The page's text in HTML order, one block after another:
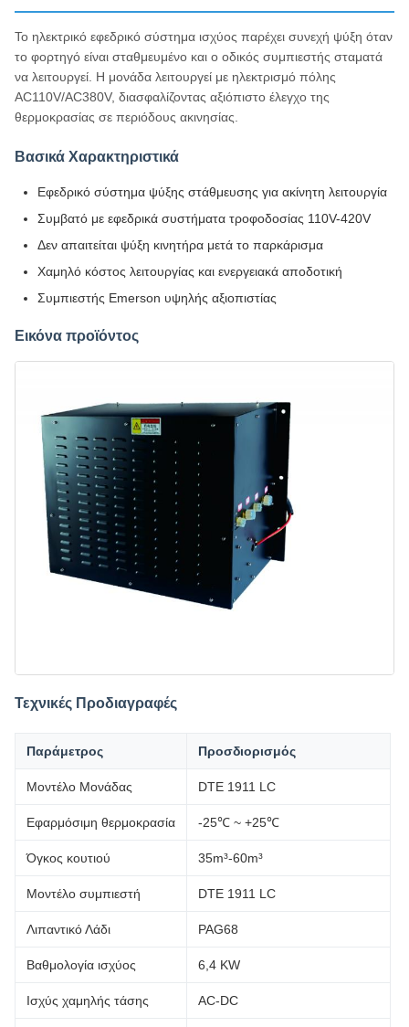
Το ηλεκτρικό εφεδρικό σύστημα ισχύος παρέχει συνεχή ψύξη όταν
το φορτηγό είναι σταθμευμένο και ο οδικός συμπιεστής σταματά
να λειτουργεί. Η μονάδα λειτουργεί με ηλεκτρισμό πόλης
AC110V/AC380V, διασφαλίζοντας αξιόπιστο έλεγχο της
θερμοκρασίας σε περιόδους ακινησίας.
Βασικά Χαρακτηριστικά
Εφεδρικό σύστημα ψύξης στάθμευσης για ακίνητη λειτουργία
Συμβατό με εφεδρικά συστήματα τροφοδοσίας 110V-420V
Δεν απαιτείται ψύξη κινητήρα μετά το παρκάρισμα
Χαμηλό κόστος λειτουργίας και ενεργειακά αποδοτική
Συμπιεστής Emerson υψηλής αξιοπιστίας
Εικόνα προϊόντος
Τεχνικές Προδιαγραφές
Παράμετρος Προσδιορισμός
Μοντέλο Μονάδας DTE 1911 LC
Εφαρμόσιμη θερμοκρασία -25℃ ~ +25℃
Όγκος κουτιού 35m³-60m³
Μοντέλο συμπιεστή DTE 1911 LC
Λιπαντικό Λάδι PAG68
Βαθμολογία ισχύος 6,4 KW
Ισχύς χαμηλής τάσης AC-DC